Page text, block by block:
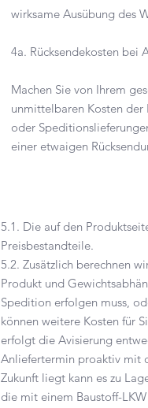
wirksame Ausübung des
4a. Rücksendekosten bei
Machen Sie von Ihrem
unmittelbaren Kosten der
oder
einer etwaigen
5.1. Die auf den
Preisbestandteile.
5.2. Zusätzlich berechnen
Produkt und
Spedition erfolgen muss,
können weitere Kosten für
erfolgt die Avisierung
Anliefertermin proaktiv mit
Zukunft liegt kann es zu
die mit einem Baustoff-